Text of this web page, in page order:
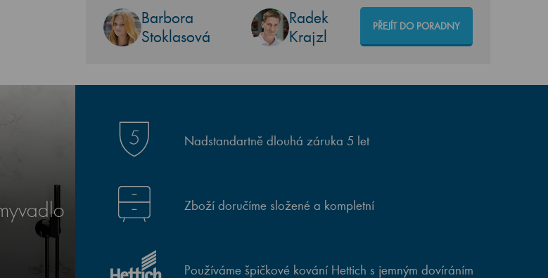
Barbora
Stoklasová
Radek
Krajzl
PŘEJÍT DO PORADNY
Nadstandartně dlouhá záruka 5 let
Zboží doručíme složené a kompletní
Používáme špičkové kování Hettich s jemným dovíráním